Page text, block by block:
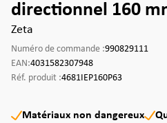
directionnel 160
Zeta
Numéro de commande :990829111
EAN:4031582307948
Réf. produit :4681IEP160P63
Matériaux non dangereux